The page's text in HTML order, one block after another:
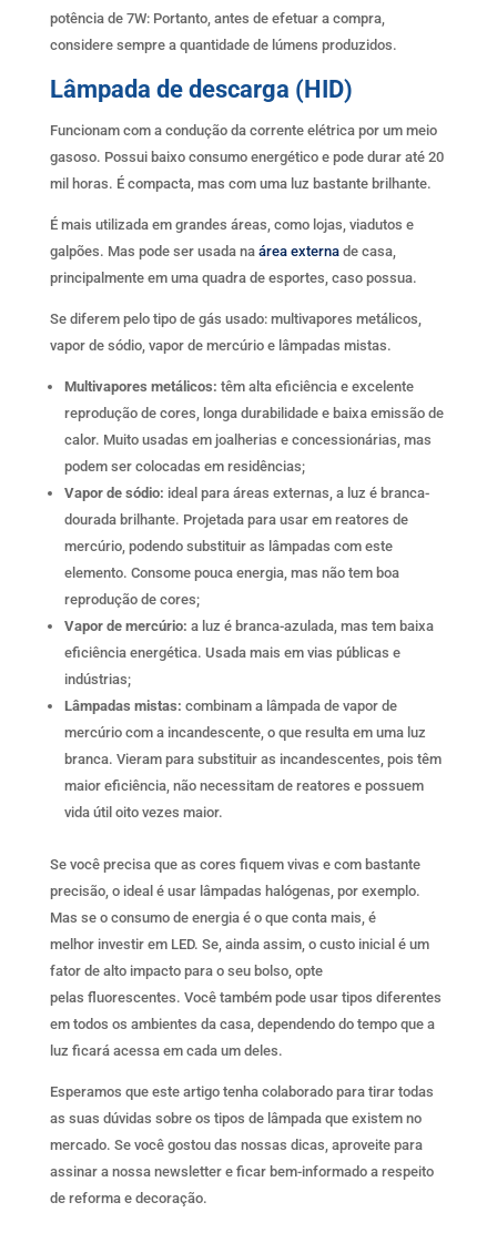
potência de 7W: Portanto, antes de efetuar a compra,
considere sempre a quantidade de lúmens produzidos.
Lâmpada de descarga (HID)
Funcionam com a condução da corrente elétrica por um meio
gasoso. Possui baixo consumo energético e pode durar até 20
mil horas. É compacta, mas com uma luz bastante brilhante.
É mais utilizada em grandes áreas, como lojas, viadutos e
galpões. Mas pode ser usada na área externade casa,
principalmente em uma quadra de esportes, caso possua.
Se diferem pelo tipo de gás usado: multivapores metálicos,
vapor de sódio, vapor de mercúrio e lâmpadas mistas.
Multivapores metálicos: têm alta eficiência e excelente
reprodução de cores, longa durabilidade e baixa emissão de
calor. Muito usadas em joalherias e concessionárias, mas
podem ser colocadas em residências;
Vapor de sódio: ideal para áreas externas, a luz é branca-
dourada brilhante. Projetada para usar em reatores de
mercúrio, podendo substituir as lâmpadas com este
elemento. Consome pouca energia, mas não tem boa
reprodução de cores;
Vapor de mercúrio: a luz é branca-azulada, mas tem baixa
eficiência energética. Usada mais em vias públicas e
indústrias;
Lâmpadas mistas: combinam a lâmpada de vapor de
mercúrio com a incandescente, o que resulta em uma luz
branca. Vieram para substituir as incandescentes, pois têm
maior eficiência, não necessitam de reatores e possuem
vida útil oito vezes maior.
Se você precisa que as cores fiquem vivas e com bastante
precisão, o ideal é usar lâmpadas halógenas, por exemplo.
Mas se o consumo de energia é o que conta mais, é
melhor investir em LED. Se, ainda assim, o custo inicial é um
fator de alto impacto para o seu bolso, opte
pelas fluorescentes. Você também pode usar tipos diferentes
em todos os ambientes da casa, dependendo do tempo que a
luz ficará acessa em cada um deles.
Esperamos que este artigo tenha colaborado para tirar todas
as suas dúvidas sobre os tipos de lâmpada que existem no
mercado. Se você gostou das nossas dicas, aproveite para
assinar a nossa newsletter e ficar bem-informado a respeito
de reforma e decoração.